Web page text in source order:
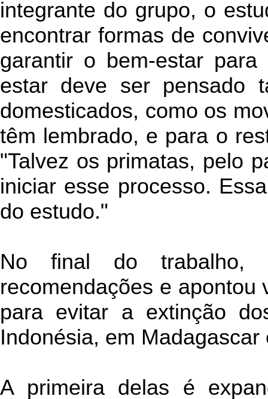
integrante do grupo, o
encontrar formas de
garantir o bem-estar
estar deve ser pensado
domesticados, como os
têm lembrado, e para o
"Talvez os primatas, pelo
iniciar esse processo.
do estudo."
No final do trabalho,
recomendações e apontou
para evitar a extinção
Indonésia, em Madagascar
A primeira delas é